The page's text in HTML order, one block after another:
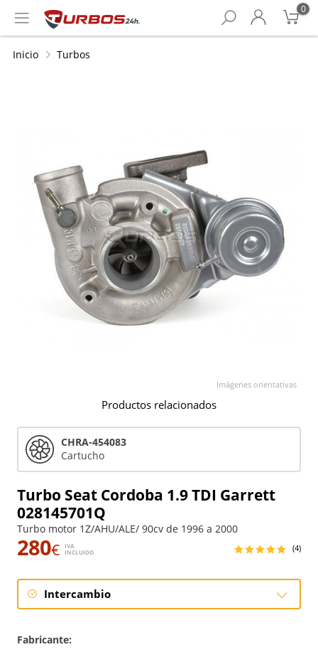
0
Inicio Turbos
Turbo Seat Cordoba 1.9 TDI Garrett
028145701Q
Turbo motor 1Z/AHU/ALE/ 90cv de 1996 a 2000
280€
IVA
INCLUIDO
(4)
Intercambio
Fabricante:
Imágenes orientativas
Productos relacionados
CHRA-454083
Cartucho